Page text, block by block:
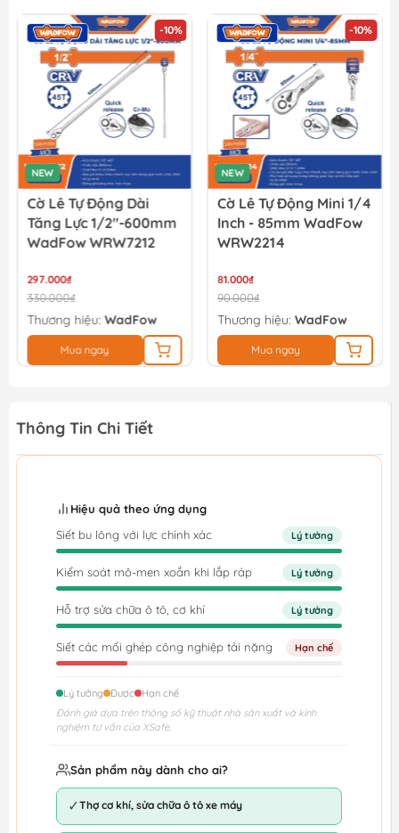
Cờ lê lực Total THT106386 3/8
130.500₫ 145.000₫
-10%
NEW
Cờ Lê Tự Động Dài
Tăng Lực 1/2"-600mm
WadFow WRW7212
297.000₫
330.000₫
Thương hiệu: WadFow
Mua ngay
-10%
NEW
Cờ Lê Tự Động Mini 1/4
Inch - 85mm WadFow
WRW2214
81.000₫
90.000₫
Thương hiệu: WadFow
Mua ngay
Thông Tin Chi Tiết
Hiệu quả theo ứng dụng
Siết bu lông với lực chính xác
Lý tưởng
Kiểm soát mô-men xoắn khi lắp ráp Lý tưởng
Hỗ trợ sửa chữa ô tô, cơ khí Lý tưởng
Siết các mối ghép công nghiệp tải nặng Hạn chế
Lý tưởng Được
Hạn chế
Đánh giá dựa trên thông số kỹ thuật nhà sản xuất và kinh
nghiệm tư vấn của XSafe.
Sản phẩm này dành cho ai?
✓Thợ cơ khí, sửa chữa ô tô xe máy